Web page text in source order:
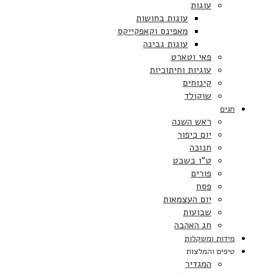
עוגות
עוגות בחושות
מאפינס וקאפקייקס
עוגות גבינה
פאי וטארט
עוגיות וחיתוכיות
קינוחים
שוקולד
חגים
ראש השנה
יום כיפור
חנוכה
ט”ו בשבט
פורים
פסח
יום העצמאות
שבועות
חג האהבה
מידות ומשקלות
טיפים והמלצות
המגדיר